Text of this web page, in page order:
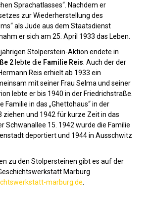
Sprachatlasses“. Nachdem er
zur Wiederherstellung des
als Jude aus dem Staatsdienst
er sich am 25. April 1933 das Leben.
Stolperstein-Aktion endete in
2lebte die Familie Reis . Auch der der
Reis erhielt ab 1933 ein
mit seiner Frau Selma und seiner
lebte er bis 1940 in der Friedrichstraße.
Familie in das „Ghettohaus“ in der
ziehen und 1942 für kurze Zeit in das
Schwanallee 15. 1942 wurde die Familie
deportiert und 1944 in Ausschwitz
zu den Stolpersteinen gibt es auf der
Marburg
marburg.de